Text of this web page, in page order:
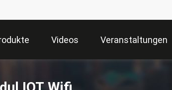
Videos Veranstaltungen